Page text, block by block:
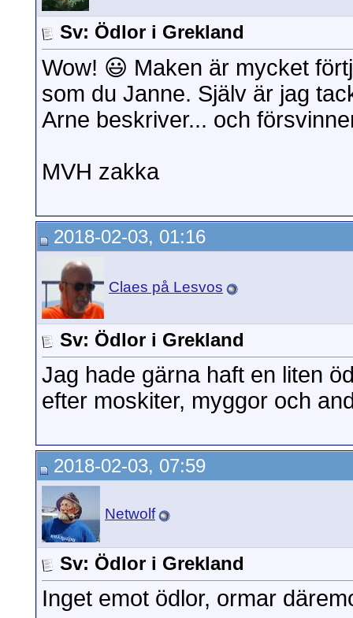
Sv: Ödlor i Grekland
Wow! 😃 Maken är mycket
som du Janne. Själv är jag
Arne beskriver... och
MVH zakka
2018-02-03, 01:16
Claes på Lesvos
Sv: Ödlor i Grekland
Jag hade gärna haft en liten
efter moskiter, myggor och
2018-02-03, 07:59
Netwolf
Sv: Ödlor i Grekland
Inget emot ödlor, ormar